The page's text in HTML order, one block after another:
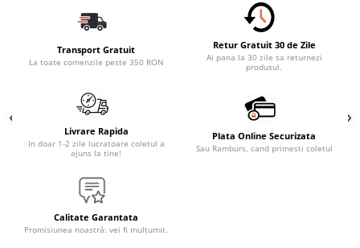
Transport Gratuit
La toate comenzile peste 350 RON
Retur Gratuit 30 de Zile
Ai pana la 30 zile sa returnezi
produsul.
Livrare Rapida
In doar 1-2 zile lucratoare coletul a
ajuns la tine!
Plata Online Securizata
Sau Ramburs, cand primesti coletul
Calitate Garantata
Promisiunea noastră: vei fi mulțumit.